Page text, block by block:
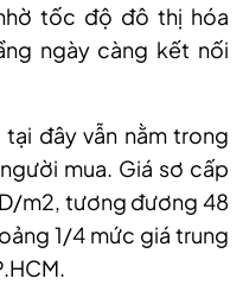
tốc độ đô thị hóa
ngày càng kết nối
đây vẫn nằm trong
mua. Giá sơ cấp
m2, tương đương 48
1/4 mức giá trung